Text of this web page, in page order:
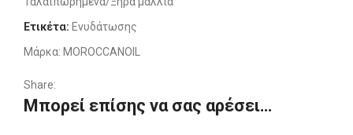
Ετικέτα: Ενυδάτωσης
Μάρκα: MOROCCANOIL
Share:
Μπορεί επίσης να σας αρέσει…